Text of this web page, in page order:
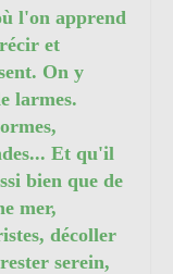
l'on apprend
et
On y
larmes.
Et qu'il
bien que de
mer,
décoller
serein,